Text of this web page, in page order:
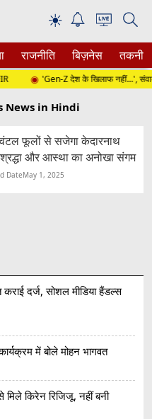
☀
राजनीति बिज़नेस तकनीक
'Gen-Z देश के खिलाफ नहीं...', संवाद
News in Hindi
फूलों से सजेगा केदारनाथ
श्रद्धा और आस्था का अनोखा संगम
DateMay 1, 2025
दर्ज, सोशल मीडिया हैंडल्स
में बोले मोहन भागवत
मिले किरेन रिजिजू, नहीं बनी